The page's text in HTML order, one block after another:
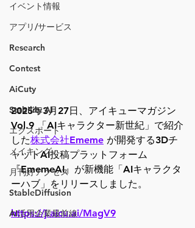
イベント情報
アプリ/サービス
Research
Contest
AiCuty
Stability AI
エクスポート
メイキング
月刊好アクセス
StableDiffusion
AI活用企業最前線
2025年3月27日、アイキューマガジン
Vol.9 「AIキャラクター新世紀」で紹介
した株式会社Ememe が開発する3Dチ
ャットAI投稿プラットフォーム
『EmemeAI』が新機能「AIキャラクタ
ーハブ」をリリースしました。
https://j.aicu.ai/MagV9